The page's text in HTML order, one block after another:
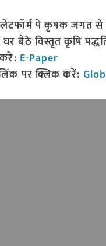
पे कृषक जगत
घर बैठे विस्तृत कृषि
E-Paper
पर क्लिक करें: